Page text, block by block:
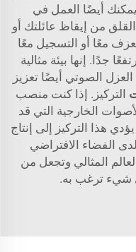
أيضًا العمل في
من إيقاظ عائلتك أو
معًا أو التسجيل معًا
جدًا. إنها بيئة مثالية
الصوتي أيضًا تعزيز
التركيز. إذا كنت منصب
الخارجية التي قد
هذا التركيز إلى إنتاج
الفضاء الافتراضي
المثالي وتجعل من
شيء ترغب به.